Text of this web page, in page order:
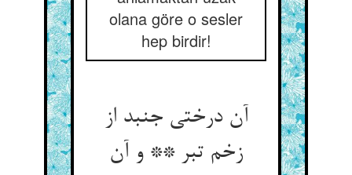
olana göre o sesler
hep birdir!
آن درختی جنبد از
زخم تبر ** و آن